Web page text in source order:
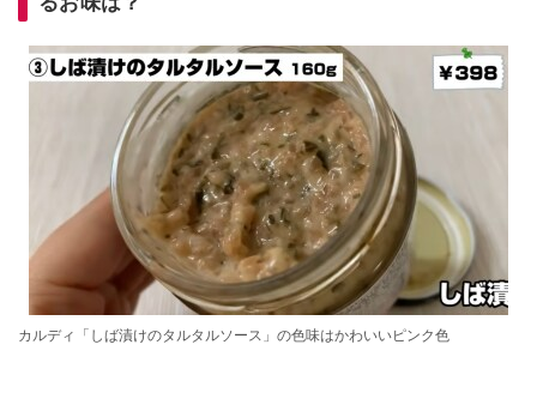
カルディ「しば漬けのタルタルソース」の色味はかわいいピンク色